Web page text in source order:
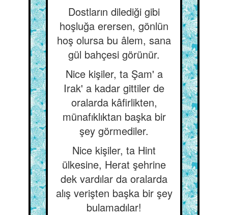
Dostların dilediği gibi
hoşluğa erersen, gönlün
hoş olursa bu âlem, sana
gül bahçesi görünür.
Nice kişiler, ta Şam' a
Irak' a kadar gittiler de
oralarda kâfirlikten,
münafıklıktan başka bir
şey görmediler.
Nice kişiler, ta Hint
ülkesine, Herat şehrine
dek vardılar da oralarda
alış verişten başka bir şey
bulamadılar!